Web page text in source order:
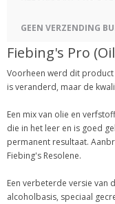
GEEN VERZENDING
Fiebing's Pro
Voorheen werd dit
is veranderd, maar de
Een mix van olie en
die in het leer en is goed
permanent resultaat.
Fiebing's Resolene.
Een verbeterde versie van
alcoholbasis, speciaal